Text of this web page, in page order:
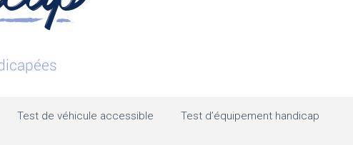
Test de véhicule accessible Test d’équipement handicap